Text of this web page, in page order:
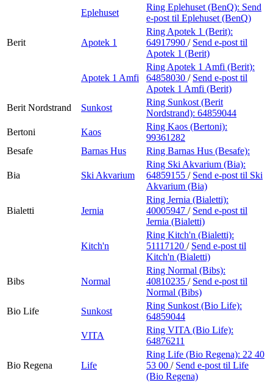
Eplehuset
Ring Eplehuset (BenQ): Send
e-post til Eplehuset (BenQ)
Berit Apotek 1
Ring Apotek 1 (Berit):
64917990 / Send e-post til
Apotek 1 (Berit)
Apotek 1 Amfi
Ring Apotek 1 Amfi (Berit):
64858030 / Send e-post til
Apotek 1 Amfi (Berit)
Berit Nordstrand
Sunkost
Ring Sunkost (Berit
Nordstrand): 64859044
Bertoni
Kaos
Ring Kaos (Bertoni):
99361282
Besafe
Barnas Hus Ring Barnas Hus (Besafe):
Bia Ski Akvarium
Ring Ski Akvarium (Bia):
64859155 / Send e-post til Ski
Akvarium (Bia)
Bialetti Jernia
Ring Jernia (Bialetti):
40005947 / Send e-post til
Jernia (Bialetti)
Kitch'n
Ring Kitch'n (Bialetti):
51117120 / Send e-post til
Kitch'n (Bialetti)
Bibs Normal
Ring Normal (Bibs):
40810235 / Send e-post til
Normal (Bibs)
Bio Life
Sunkost
Ring Sunkost (Bio Life):
64859044
VITA
Ring VITA (Bio Life):
64876211
Bio Regena Life
Ring Life (Bio Regena): 22 40
53 00 / Send e-post til Life
(Bio Regena)